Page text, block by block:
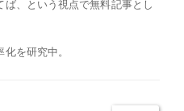
、という視点で無料記事とし
を研究中。